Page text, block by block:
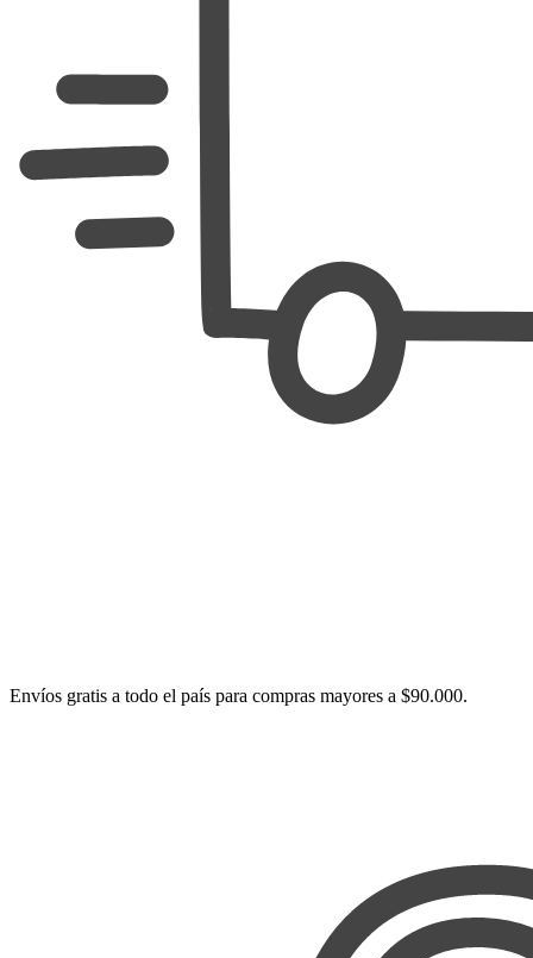
Envíos gratis a todo el país para compras mayores a $90.000.